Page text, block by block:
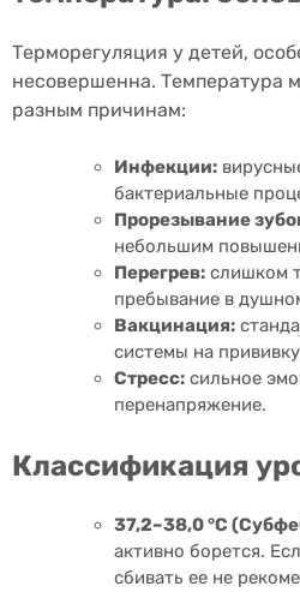
Терморегуляция у детей,
несовершенна. Температура
разным причинам:
Инфекции:
бактериальные
Прорезывание
небольшим
Перегрев: слишком
пребывание в
Вакцинация:
системы на
Стресс: сильное
перенапряжение.
Классификация
37,2–38,0 °С
активно борется.
сбивать ее не